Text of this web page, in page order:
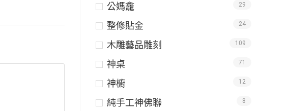
公媽龕 29
整修貼金 24
木雕藝品雕刻 109
神桌 71
神櫥 12
純手工神佛聯 8